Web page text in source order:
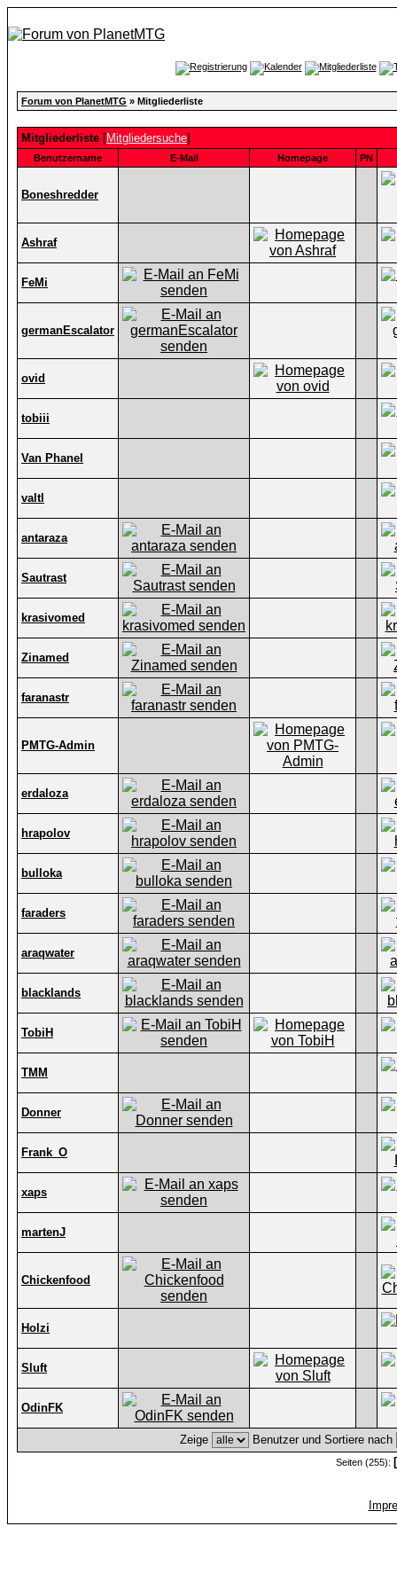
Forum von PlanetMTG » Mitgliederliste
Mitgliederliste [Mitgliedersuche]
Benutzername E-Mail Homepage PN
Boneshredder
Ashraf
FeMi
germanEscalator
ovid
tobiii
Van Phanel
valtl
antaraza
Sautrast
krasivomed
Zinamed
faranastr
PMTG-Admin
erdaloza
hrapolov
bulloka
faraders
araqwater
blacklands
TobiH
TMM
Donner
Frank_O
xaps
martenJ
Chickenfood
Holzi
Sluft
OdinFK
Zeige Benutzer und Sortiere nach
Seiten (255):